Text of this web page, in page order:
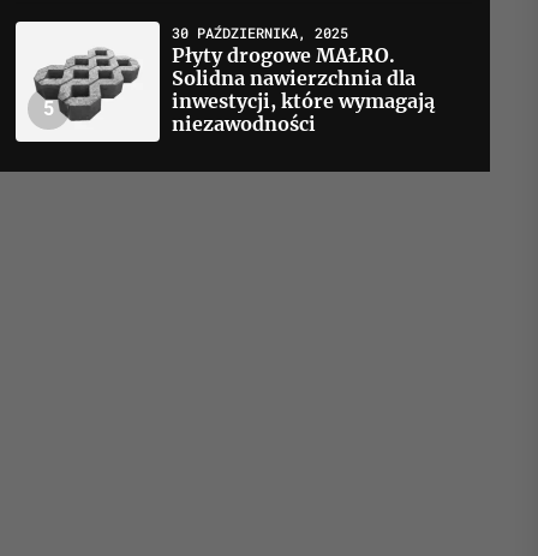
5
30 PAŹDZIERNIKA, 2025
Płyty drogowe MAŁRO.
Solidna nawierzchnia dla
inwestycji, które wymagają
niezawodności